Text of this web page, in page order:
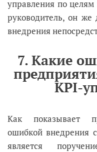
управления по
руководитель, он
внедрения
7. Какие
KPI-
Как показывает
ошибкой внедрения
является